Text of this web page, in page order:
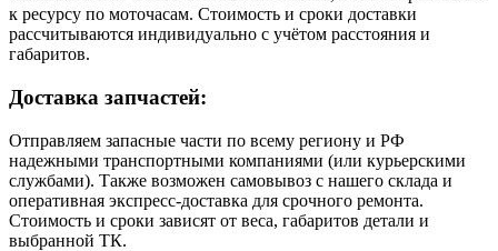
к ресурсу по моточасам. Стоимость и сроки доставки
рассчитываются индивидуально с учётом расстояния и
габаритов.
Доставка запчастей:
Отправляем запасные части по всему региону и РФ
надежными транспортными компаниями (или курьерскими
службами). Также возможен самовывоз с нашего склада и
оперативная экспресс-доставка для срочного ремонта.
Стоимость и сроки зависят от веса, габаритов детали и
выбранной ТК.